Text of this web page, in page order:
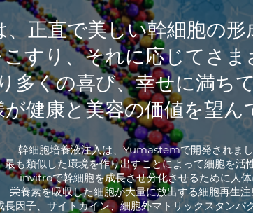
正直で美しい幹細胞の
すり、それに応じてさ
多くの喜び、幸せに満ち
健康と美容の価値を望ん
幹細胞培養液注入は、Yumastemで開発されま
最も類似した環境を作り出すことによって細胞を活
invitroで幹細胞を成長させ分化させるために人体
栄養素を吸収した細胞が大量に放出する細胞再生
長因子、サイトカイン、細胞外マトリックスタンパ